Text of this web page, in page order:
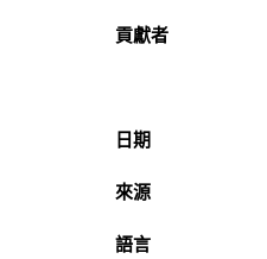
貢獻者
日期
來源
語言